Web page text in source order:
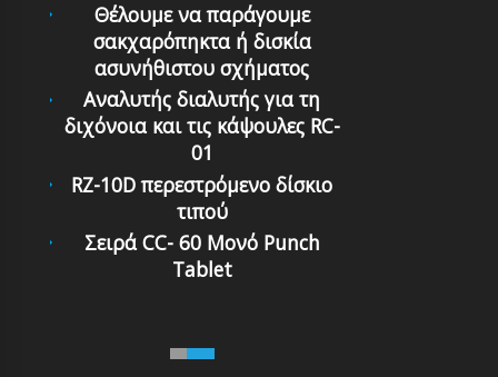
Θέλουμε να παράγουμε
σακχαρόπηκτα ή δισκία
ασυνήθιστου σχήματος
Αναλυτής διαλυτής για τη
διχόνοια και τις κάψουλες RC-
01
RZ-10D περεστρόμενο δίσκιο
τιπού
Σειρά CC- 60 Μονό Punch
Tablet